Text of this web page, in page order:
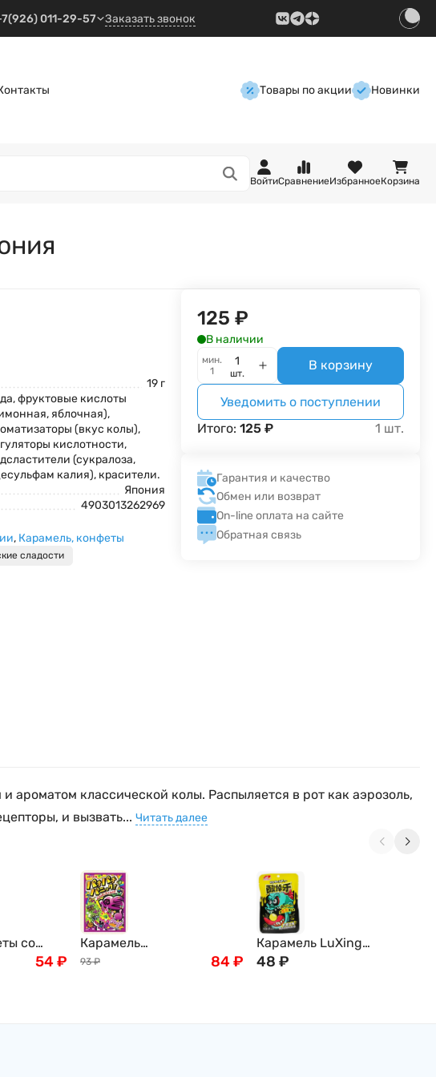
011-29-57 Заказать звонок
Товары по акции Новинки
ВойтиСравнениеИзбранноеКорзина
19 г
фруктовые кислоты
яблочная),
(вкус колы),
кислотности,
(сукралоза,
калия), красители.
Япония
4903013262969
, Карамель, конфеты
сладости
125 ₽
В наличии
мин.
1
шт.
В корзину
Уведомить о поступлении
Итого:125₽ 1 шт.
Гарантия и качество
Обмен или возврат
On-line оплата на сайте
Обратная связь
классической колы. Распыляется в рот как аэрозоль,
и вызвать... Читать далее
со
Bubble
54₽
Карамель
Атрион,взрывающиеся во
93 ₽ 84₽
Карамель LuXing
"Взрывоопасно кислый
48 ₽